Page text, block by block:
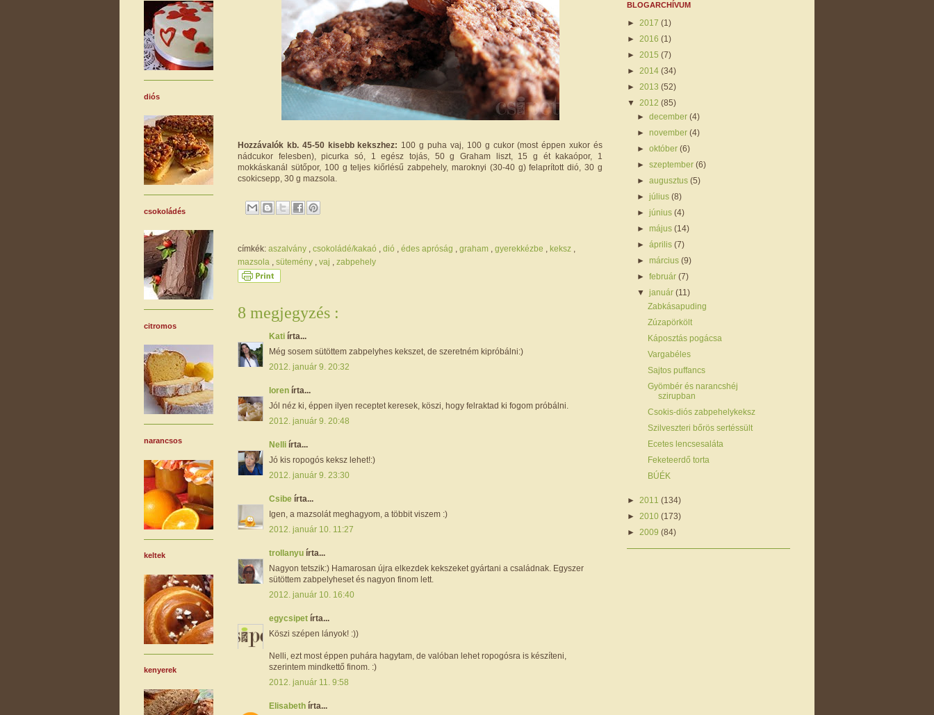
Hozzávalók kb. 45-50 kisebb kekszhez: 100 g puha vaj, 100 g cukor (most éppen xukor és
nádcukor felesben), picurka só, 1 egész tojás, 50 g Graham liszt, 15 g ét kakaópor, 1
mokkáskanál sütőpor, 100 g teljes kiőrlésű zabpehely, maroknyi (30-40 g) felaprított dió, 30 g
csokicsepp, 30 g mazsola.
címkék: aszalvány csokoládé/kakaó dió édes apróság graham gyerekkézbe keksz
mazsola
sütemény vaj zabpehely
8 megjegyzés :
Kati írta...
Még sosem sütöttem zabpelyhes kekszet, de szeretném kipróbálni:)
2012. január 9. 20:32
loren írta...
Jól néz ki, éppen ilyen receptet keresek, köszi, hogy felraktad ki fogom próbálni.
2012. január 9. 20:48
Nelli írta...
Jó kis ropogós keksz lehet!:)
2012. január 9. 23:30
Csibe írta...
Igen, a mazsolát meghagyom, a többit viszem :)
2012. január 10. 11:27
trollanyu írta...
Nagyon tetszik:) Hamarosan újra elkezdek kekszeket gyártani a családnak. Egyszer
sütöttem zabpelyheset és nagyon finom lett.
2012. január 10. 16:40
egycsipet írta...
Köszi szépen lányok! :))
Nelli, ezt most éppen puhára hagytam, de valóban lehet ropogósra is készíteni,
szerintem mindkettő finom. :)
2012. január 11. 9:58
Elisabeth írta...
diós
csokoládés
citromos
narancsos
keltek
kenyerek
BLOGARCHÍVUM
► 2017 (1)
► 2016 (1)
► 2015 (7)
► 2014 (34)
► 2013 (52)
▼ 2012 (85)
►december(4)
►november(4)
►október(6)
►szeptember(6)
►augusztus(5)
►július(8)
►június(4)
►május(14)
►április(7)
►március(9)
►február(7)
▼január(11)
Zabkásapuding
Zúzapörkölt
Káposztás pogácsa
Vargabéles
Sajtos puffancs
Gyömbér és narancshéj
szirupban
Csokis-diós zabpehelykeksz
Szilveszteri bőrös sertéssült
Ecetes lencsesaláta
Feketeerdő torta
BÚÉK
► 2011 (134)
► 2010 (173)
► 2009 (84)